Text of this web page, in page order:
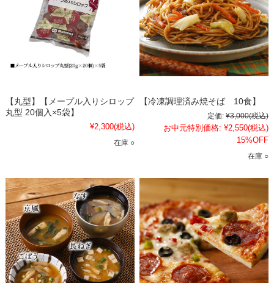
【丸型】【メープル入りシロップ
丸型 20個入×5袋】
¥2,300(税込)
在庫 ○
【冷凍調理済み焼そば 10食】
定価: ¥3,000(税込)
お中元特別価格: ¥2,550(税込)
15%OFF
在庫 ○